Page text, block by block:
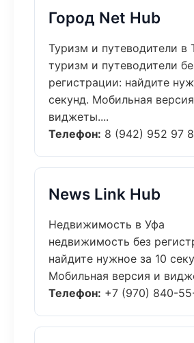
Город Net Hub
Туризм и путеводители в
туризм и путеводители
регистрации: найдите
секунд. Мобильная
виджеты....
Телефон: 8 (942) 952 97
News Link Hub
Недвижимость в Уфа
недвижимость без
найдите нужное за 10
Мобильная версия и
Телефон: +7 (970) 840-